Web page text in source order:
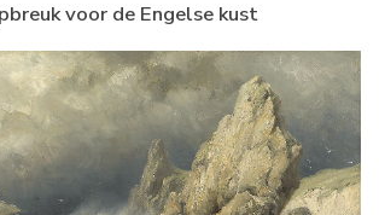
voor de Engelse kust